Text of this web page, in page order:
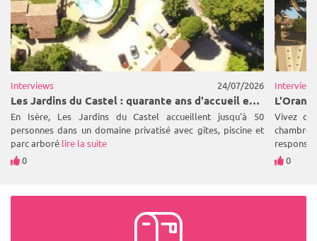
Interviews 24/07/2026
Les Jardins du Castel : quarante ans d'accueil et de convivialité
En Isère, Les Jardins du Castel accueillent jusqu'à 50
personnes dans un domaine privatisé avec gîtes, piscine et
parc arboré lire la suite
0
Interviews
Vivez
0